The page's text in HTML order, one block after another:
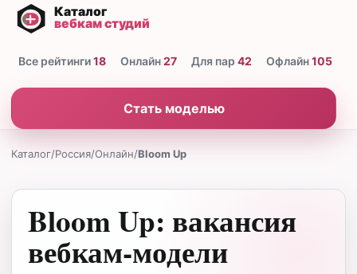
Все рейтинги18 Онлайн27 Для пар 42 Офлайн105
Стать моделью
Каталог/Россия/Онлайн/Bloom Up
Bloom Up: вакансия
вебкам-модели